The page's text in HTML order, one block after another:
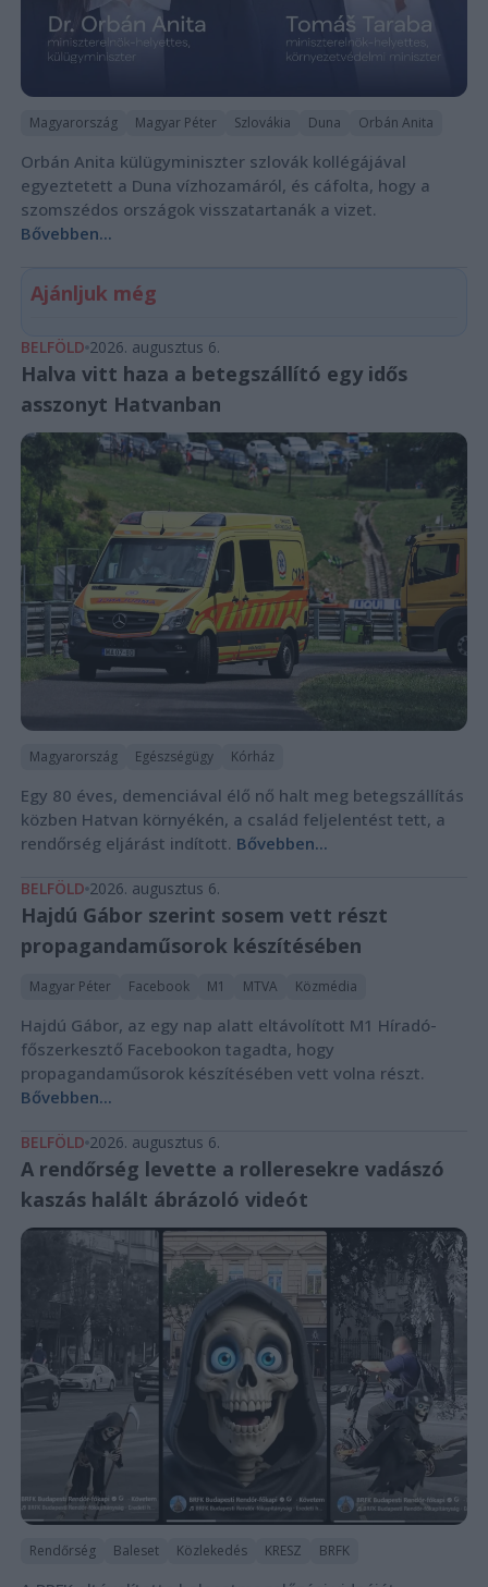
Magyarország Magyar Péter Szlovákia Duna Orbán Anita
Orbán Anita külügyminiszter szlovák kollégájával
egyeztetett a Duna vízhozamáról, és cáfolta, hogy a
szomszédos országok visszatartanák a vizet.
Bővebben...
Ajánljuk még
BELFÖLD 2026. augusztus 6.
Halva vitt haza a betegszállító egy idős
asszonyt Hatvanban
Magyarország Egészségügy Kórház
Egy 80 éves, demenciával élő nő halt meg betegszállítás
közben Hatvan környékén, a család feljelentést tett, a
rendőrség eljárást indított. Bővebben...
BELFÖLD 2026. augusztus 6.
Hajdú Gábor szerint sosem vett részt
propagandaműsorok készítésében
Magyar Péter Facebook M1 MTVA Közmédia
Hajdú Gábor, az egy nap alatt eltávolított M1 Híradó-
főszerkesztő Facebookon tagadta, hogy
propagandaműsorok készítésében vett volna részt.
Bővebben...
BELFÖLD 2026. augusztus 6.
A rendőrség levette a rolleresekre vadászó
kaszás halált ábrázoló videót
Rendőrség Baleset Közlekedés KRESZ BRFK